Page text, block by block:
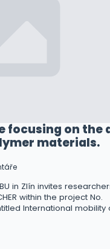
focusing on the
materials.
in Zlín invites
within the project No.
International mobility